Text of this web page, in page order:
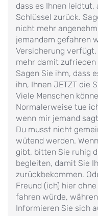
dass es Ihnen leidtut,
Schlüssel zurück.
nicht mehr
jemandem gefahren
Versicherung
mehr damit zufrieden
Sagen Sie ihm, dass
ihn, Ihnen JETZT die
Viele Menschen
Normalerweise tue
wenn mir jemand
Du musst nicht
wütend werden.
gibt, bitten Sie ruhig
begleiten, damit Sie
zurückbekommen.
Freund (ich) hier
fahren würde,
Informieren Sie sich